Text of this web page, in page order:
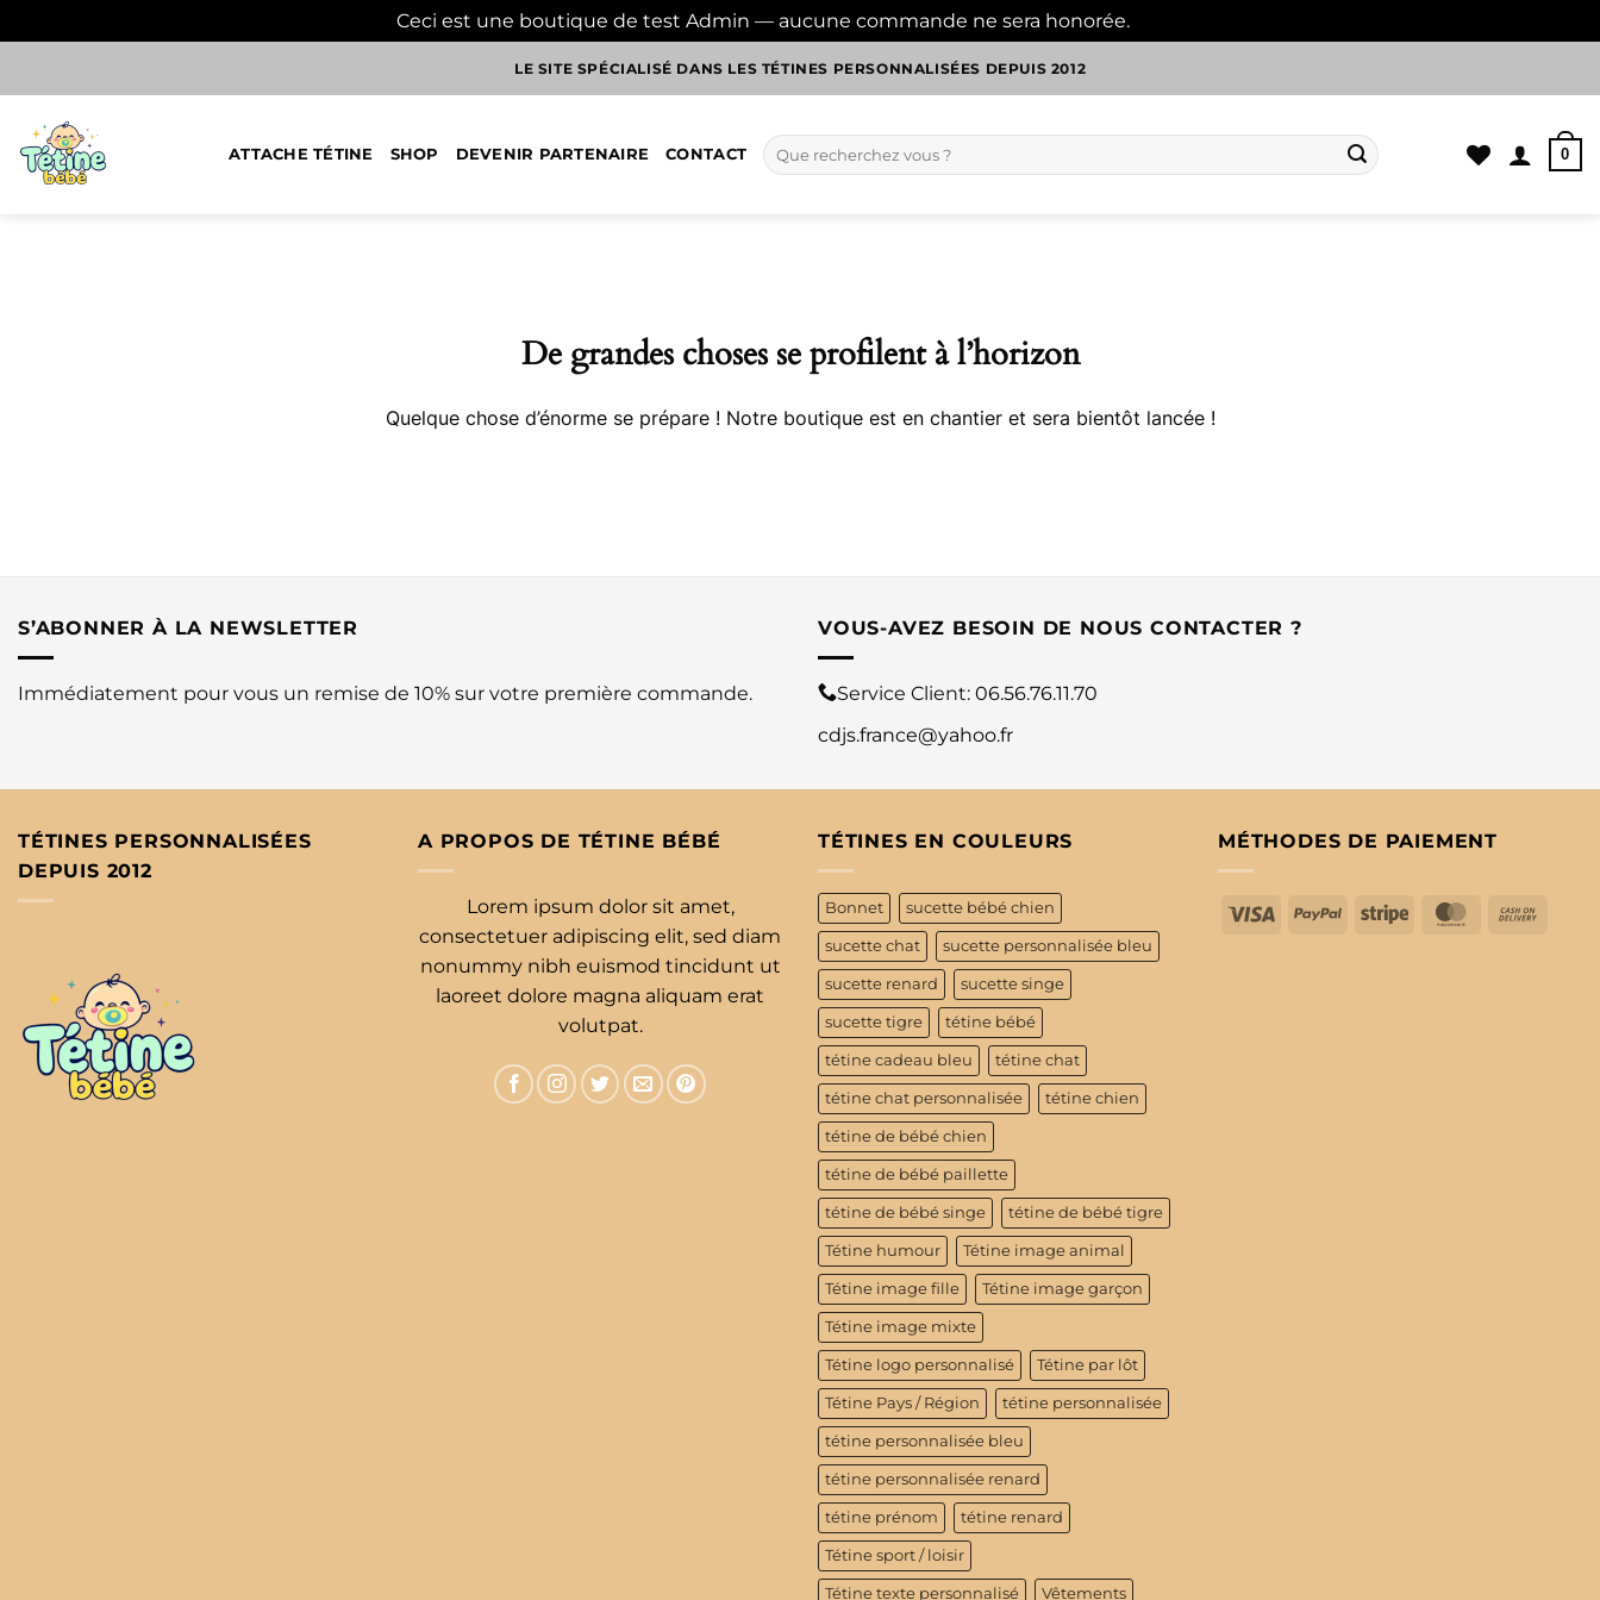
Ceci est une boutique de test Admin — aucune commande ne sera honorée.
LE SITE SPÉCIALISÉ DANS LES TÉTINES PERSONNALISÉES DEPUIS 2012
ATTACHE TÉTINE SHOP DEVENIR PARTENAIRE CONTACT
Recherche
pour :
0
De grandes choses se profilent à l’horizon
Quelque chose d’énorme se prépare ! Notre boutique est en chantier et sera bientôt lancée !
S’ABONNER À LA NEWSLETTER
Immédiatement pour vous un remise de 10% sur votre première commande.
VOUS-AVEZ BESOIN DE NOUS CONTACTER ?
Service Client: 06.56.76.11.70
cdjs.france@yahoo.fr
TÉTINES PERSONNALISÉES
DEPUIS 2012
A PROPOS DE TÉTINE BÉBÉ
Lorem ipsum dolor sit amet,
consectetuer adipiscing elit, sed diam
nonummy nibh euismod tincidunt ut
laoreet dolore magna aliquam erat
volutpat.
TÉTINES EN COULEURS
Bonnet sucette bébé chien
sucette chat sucette personnalisée bleu
sucette renard sucette singe
sucette tigre tétine bébé
tétine cadeau bleu tétine chat
tétine chat personnalisée tétine chien
tétine de bébé chien
tétine de bébé paillette
tétine de bébé singe tétine de bébé tigre
Tétine humour Tétine image animal
Tétine image fille Tétine image garçon
Tétine image mixte
Tétine logo personnalisé Tétine par lôt
Tétine Pays / Région tétine personnalisée
tétine personnalisée bleu
tétine personnalisée renard
tétine prénom tétine renard
Tétine sport / loisir
Tétine texte personnalisé Vêtements
MÉTHODES DE PAIEMENT
Visa PayPalStripe MasterCard